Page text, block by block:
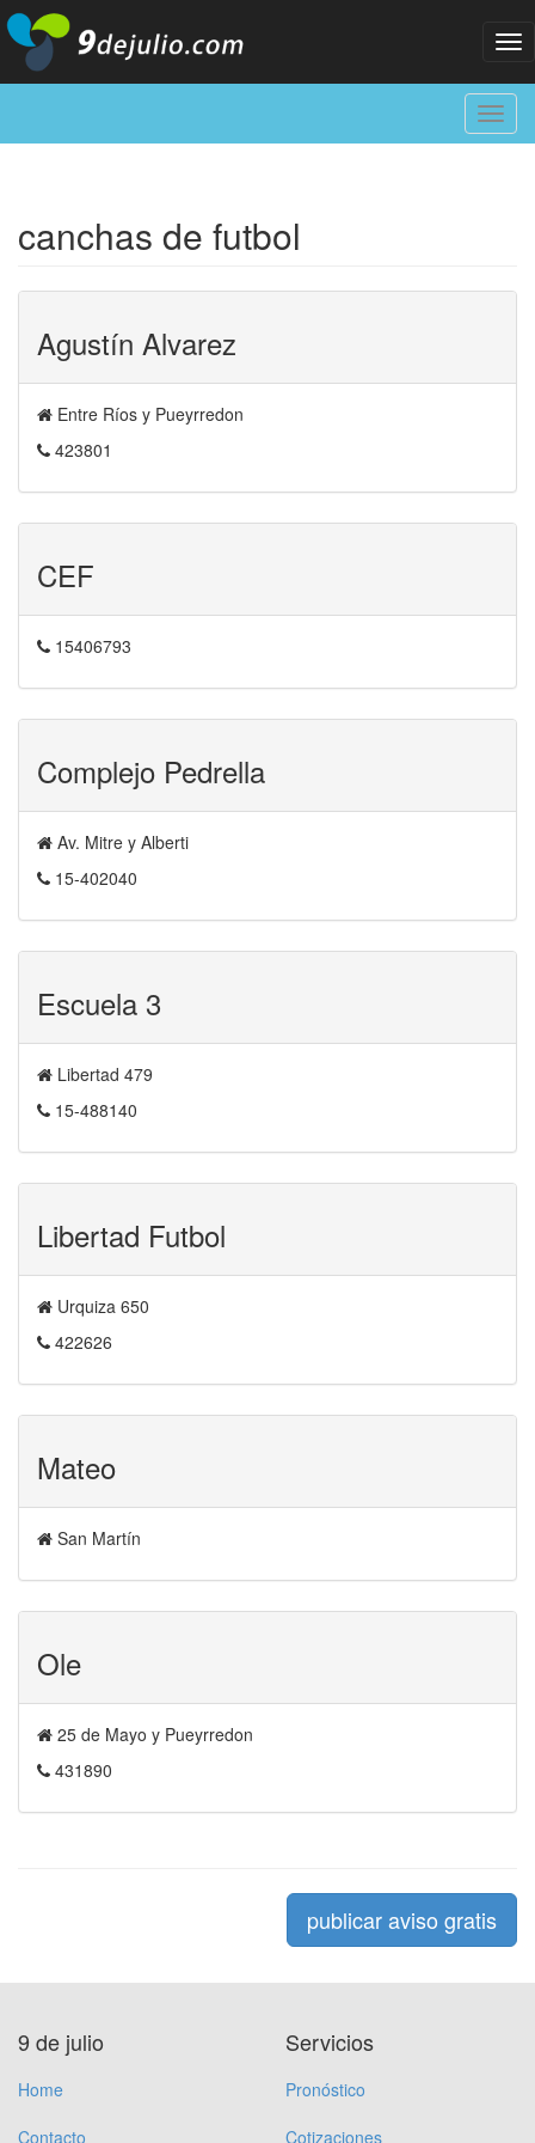
canchas de futbol
Agustín Alvarez
Entre Ríos y Pueyrredon
423801
CEF
15406793
Complejo Pedrella
Av. Mitre y Alberti
15-402040
Escuela 3
Libertad 479
15-488140
Libertad Futbol
Urquiza 650
422626
Mateo
San Martín
Ole
25 de Mayo y Pueyrredon
431890
publicar aviso gratis
9 de julio
Home
Contacto
Servicios
Pronóstico
Cotizaciones